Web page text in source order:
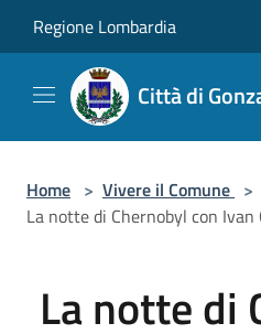
Regione Lombardia
Città di
Home > Vivere il Comune >
La notte di Chernobyl con Ivan
La notte di